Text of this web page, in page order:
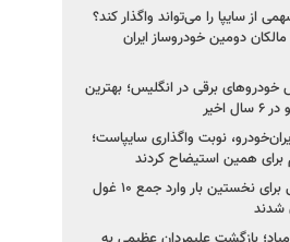
از سایپا را می‌تواند واگذار کند؟
دومین خودروساز ایران
برقی در انگلیس؛ بهترین
اخیر
نوبت واگذاری سایپاست؛
برای همین استیضاح کردند
۳ خودروساز چینی برای نخستین بار وارد جمع ۱۰ غول
شدند